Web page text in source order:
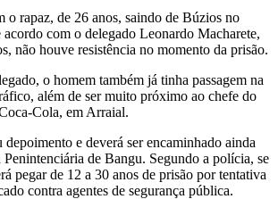
o rapaz, de 26 anos, saindo de Búzios no
com o delegado Leonardo Macharete,
não houve resistência no momento da prisão.
o homem também já tinha passagem na
além de ser muito próximo ao chefe do
Cola, em Arraial.
depoimento e deverá ser encaminhado ainda
Penintenciária de Bangu. Segundo a polícia, se
pegar de 12 a 30 anos de prisão por tentativa
contra agentes de segurança pública.